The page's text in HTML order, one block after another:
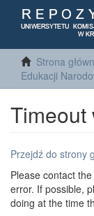
Strona
Edukacji
Timeout
Przejdź do strony
Please contact
error. If possible,
doing at the time